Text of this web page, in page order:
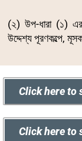
(২) উপ-ধারা (১) এর
উদ্দেশ্য পূরণকল্পে,
Click here to
Click here to